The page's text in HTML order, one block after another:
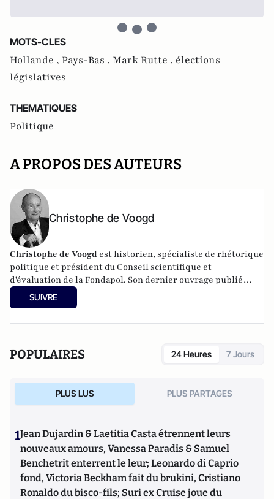
MOTS-CLES
Hollande , Pays-Bas , Mark Rutte , élections
législatives
THEMATIQUES
Politique
A PROPOS DES AUTEURS
Christophe de Voogd
Christophe de Voogd est historien, spécialiste de rhétorique
politique et président du Conseil scientifique et
d'évaluation de la Fondapol. Son dernier ouvrage publié
est
Victoire populiste aux Pays-Bas, spécificité nationale ou
paradigme européen
SUIVRE
POPULAIRES 24 Heures 7 Jours
PLUS LUS PLUS PARTAGES
1Jean Dujardin & Laetitia Casta étrennent leurs
nouveaux amours, Vanessa Paradis & Samuel
Benchetrit enterrent le leur; Leonardo di Caprio
fond, Victoria Beckham fait du brukini, Cristiano
Ronaldo du bisco-fils; Suri ex Cruise joue du